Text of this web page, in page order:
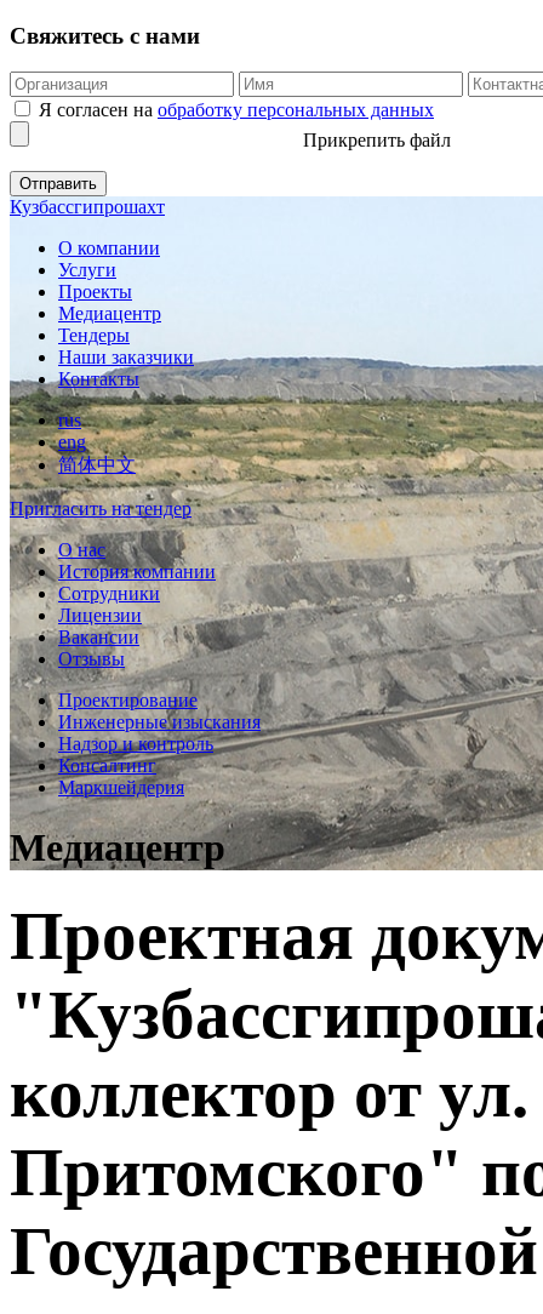
Свяжитесь с нами
Я согласен на обработку персональных данных
Прикрепить файл
Кузбассгипрошахт
О компании
Услуги
Проекты
Медиацентр
Тендеры
Наши заказчики
Контакты
rus
eng
简体中文
Пригласить на тендер
О нас
История компании
Сотрудники
Лицензии
Вакансии
Отзывы
Проектирование
Инженерные изыскания
Надзор и контроль
Консалтинг
Маркшейдерия
Медиацентр
Проектная
коллектор от
Притомского"